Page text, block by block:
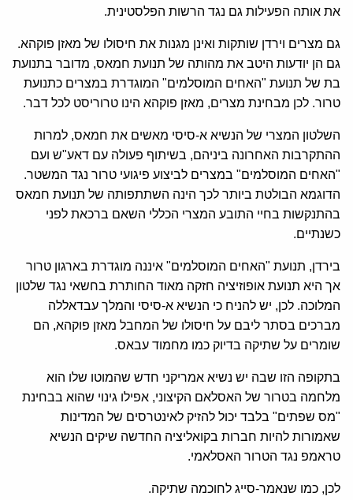
את אותה הפעילות גם נגד הרשות הפלסטינית.
גם מצרים וירדן שותקות ואינן מגנות את חיסולו של מאזן פוקהא.
גם הן יודעות היטב את מהותה של תנועת חמאס, מדובר בתנועת
בת של תנועת "האחים המוסלמים" המוגדרת במצרים כתנועת
טרור. לכן מבחינת מצרים, מאזן פוקהא הינו טרוריסט לכל דבר.
השלטון המצרי של הנשיא א-סיסי מאשים את חמאס, למרות
ההתקרבות האחרונה ביניהם, בשיתוף פעולה עם דאע"ש ועם
"האחים המוסלמים" במצרים לביצוע פיגועי טרור נגד המשטר.
הדוגמא הבולטת ביותר לכך הינה השתתפותה של תנועת חמאס
בהתנקשות בחיי התובע המצרי הכללי השאם ברכאת לפני
כשנתיים.
בירדן, תנועת "האחים המוסלמים" איננה מוגדרת בארגון טרור
אך היא תנועת אופוזיציה חזקה מאוד החותרת בחשאי נגד שלטון
המלוכה. לכן, יש להניח כי הנשיא א-סיסי והמלך עבדאללה
מברכים בסתר ליבם על חיסולו של המחבל מאזן פוקהא, הם
שומרים על שתיקה בדיוק כמו מחמוד עבאס.
בתקופה הזו שבה יש נשיא אמריקני חדש שהמוטו שלו הוא
מלחמה בטרור של האסלאם הקיצוני, אפילו גינוי שהוא בבחינת
"מס שפתים" בלבד יכול להזיק לאינטרסים של המדינות
שאמורות להיות חברות בקואליציה החדשה שיקים הנשיא
טראמפ נגד הטרור האסלאמי.
לכן, כמו שנאמר-סייג לחוכמה שתיקה.